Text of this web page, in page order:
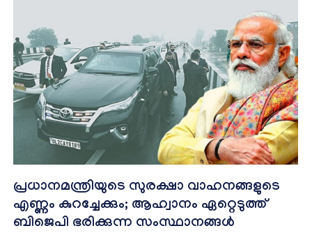
പ്രധാനമന്ത്രിയുടെ സുരക്ഷാ വാഹനങ്ങളുടെ
എണ്ണം കുറച്ചേക്കും; ആഹ്വാനം ഏറ്റെടുത്ത്
ബിജെപി ഭരിക്കുന്ന സംസ്ഥാനങ്ങള്‍